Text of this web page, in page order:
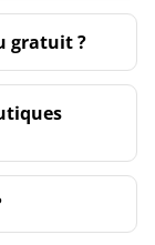
gratuit ?